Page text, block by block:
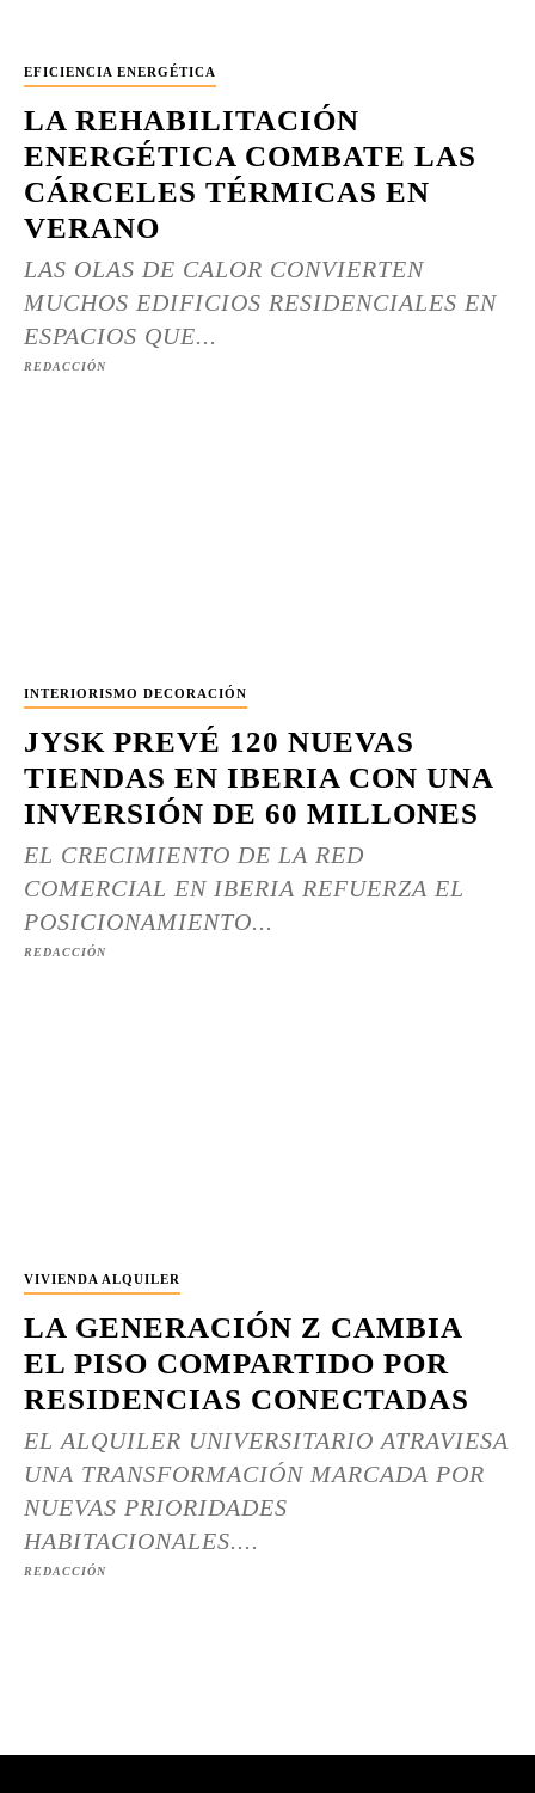
EFICIENCIA ENERGÉTICA
LA REHABILITACIÓN
ENERGÉTICA COMBATE LAS
CÁRCELES TÉRMICAS EN
VERANO
LAS OLAS DE CALOR CONVIERTEN
MUCHOS EDIFICIOS RESIDENCIALES EN
ESPACIOS QUE...
REDACCIÓN
INTERIORISMO DECORACIÓN
JYSK PREVÉ 120 NUEVAS
TIENDAS EN IBERIA CON UNA
INVERSIÓN DE 60 MILLONES
EL CRECIMIENTO DE LA RED
COMERCIAL EN IBERIA REFUERZA EL
POSICIONAMIENTO...
REDACCIÓN
VIVIENDA ALQUILER
LA GENERACIÓN Z CAMBIA
EL PISO COMPARTIDO POR
RESIDENCIAS CONECTADAS
EL ALQUILER UNIVERSITARIO ATRAVIESA
UNA TRANSFORMACIÓN MARCADA POR
NUEVAS PRIORIDADES
HABITACIONALES....
REDACCIÓN